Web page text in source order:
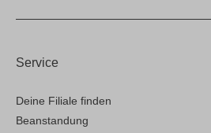
Service
Deine Filiale finden
Beanstandung